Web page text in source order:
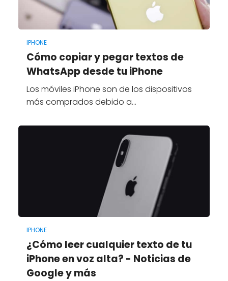
IPHONE
Cómo copiar y pegar textos de
WhatsApp desde tu iPhone
Los móviles iPhone son de los dispositivos
más comprados debido a…
IPHONE
¿Cómo leer cualquier texto de tu
iPhone en voz alta? - Noticias de
Google y más